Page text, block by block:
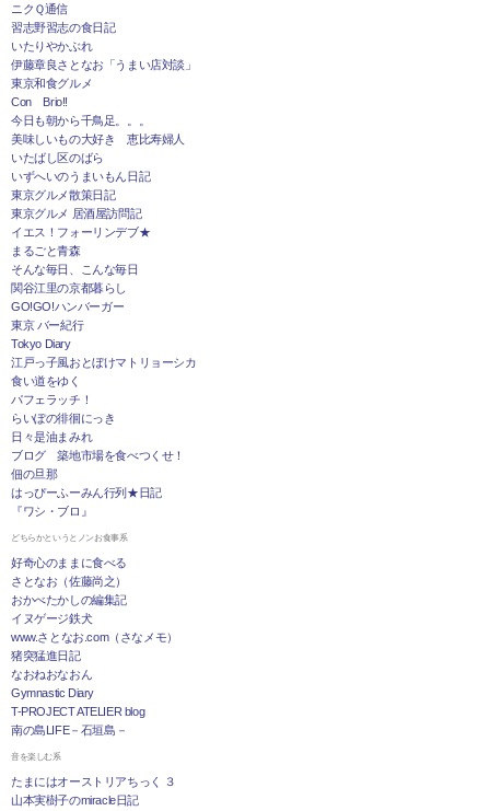
ニクＱ通信
習志野習志の食日記
いたりやかぶれ
伊藤章良さとなお「うまい店対談」
東京和食グルメ
Con Brio!!
今日も朝から千鳥足。。。
美味しいもの大好き 恵比寿婦人
いたばし区のばら
いずへいのうまいもん日記
東京グルメ散策日記
東京グルメ 居酒屋訪問記
イエス！フォーリンデブ★
まるごと青森
そんな毎日、こんな毎日
関谷江里の京都暮らし
GO!GO!ハンバーガー
東京 バー紀行
Tokyo Diary
江戸っ子風おとぼけマトリョーシカ
食い道をゆく
パフェラッチ！
らいぽの徘徊にっき
日々是油まみれ
ブログ 築地市場を食べつくせ！
佃の旦那
はっぴーふーみん行列★日記
『ワシ・ブロ』
どちらかというとノンお食事系
好奇心のままに食べる
さとなお（佐藤尚之）
おかべたかしの編集記
イヌゲージ鉄犬
www.さとなお.com（さなメモ）
猪突猛進日記
なおねおなおん
Gymnastic Diary
T-PROJECT ATELIER blog
南の島LIFE－石垣島－
音を楽しむ系
たまにはオーストリアちっく ３
山本実樹子のmiracle日記